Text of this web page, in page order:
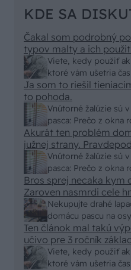
KDE SA
Viete, kedy použiť
ktoré vám ušetria
Čakal som podrobný
typov malty a ich
prostredí, no dostal
o výbere vriec v
názov a zmysel
skutočne už nemáme
Vypadá to tak že za
chaty a chalupy číňania
Vnútorné žalúzie sú
pasca: Prečo z okna
vyriešiť za pár eur?
Ja som to riešil
to pohoda.
Vnútorné žalúzie sú
pasca: Prečo z okna
vyriešiť za pár eur?
Akurát ten problém
južnej strany.
vonkajšieho tienenia
250x150cm. Čínsky
eur kus.
Nekupujte drahé
domácu pascu na
von
Bros sprej necaka kym
Zaroven nasmrdi cele
nic zive. Vasa pasca
Skor pritiahne slimaky
Viete, kedy použiť
ktoré vám ušetria
Ten článok mal takú
učivo pre 3 ročník základnej
alebo nejaka kniha z VŠ? Dnešné
malty - pevnosť 40